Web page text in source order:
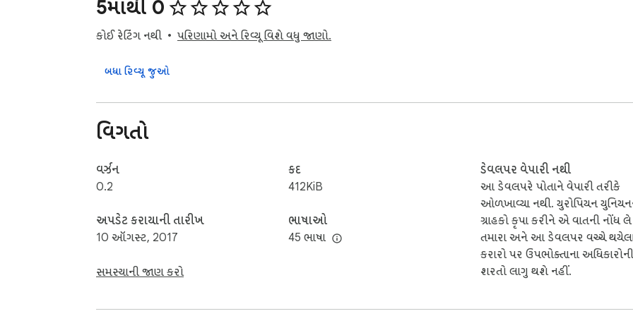
5માંથી 0
કોઈ રેટિંગ નથી પરિણામો અને રિવ્યૂ વિશે વધુ જાણો.
બધા રિવ્યૂ જુઓ
વિગતો
વર્ઝન
0.2
અપડેટ કરાયાની તારીખ
10 ઑગસ્ટ, 2017
સમસ્યાની જાણ કરો
કદ
412KiB
ભાષાઓ
45 ભાષા
ડેવલપર વેપારી નથી
આ ડેવલપરે પોતાને વેપારી તરીકે
ઓળખાવ્યા નથી. યુરોપિયન
ગ્રાહકો કૃપા કરીને એ વાતની નોંધ
તમારા અને આ ડેવલપર વચ્ચે
કરારો પર ઉપભોક્તાના અધિકારોની
શરતો લાગુ થશે નહીં.